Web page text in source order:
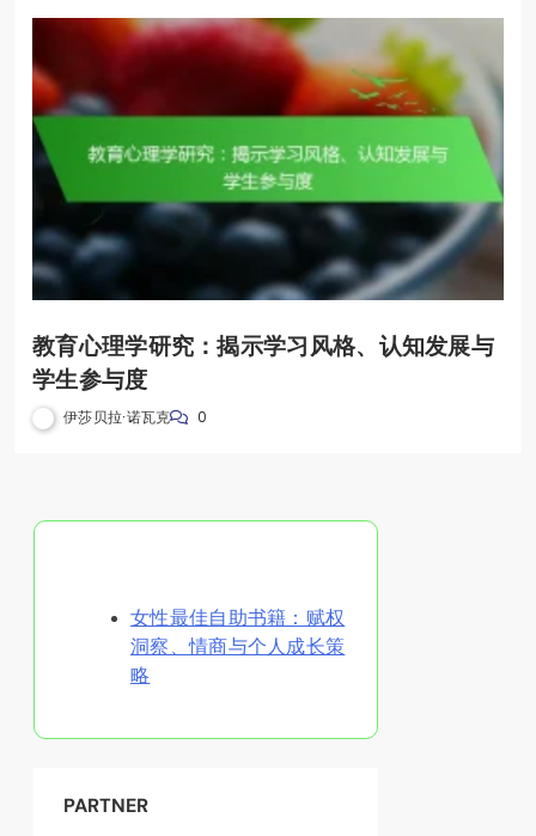
教育心理学研究：揭示学习风格、认知发展与
学生参与度
伊莎贝拉·诺瓦克 0
女性最佳自助书籍：赋权
洞察、情商与个人成长策
略
PARTNER